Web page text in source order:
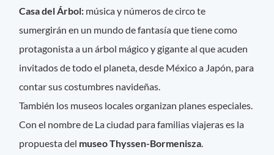
Casa del Árbol: música y números de circo te
sumergirán en un mundo de fantasía que tiene como
protagonista a un árbol mágico y gigante al que acuden
invitados de todo el planeta, desde México a Japón, para
contar sus costumbres navideñas.
También los museos locales organizan planes especiales.
Con el nombre de La ciudad para familias viajeras es la
propuesta del museo Thyssen-Bormenisza.